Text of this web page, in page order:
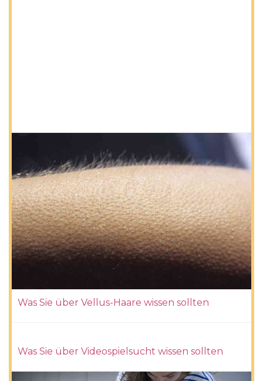
Was Sie über Vellus-Haare wissen sollten
Was Sie über Videospielsucht wissen sollten